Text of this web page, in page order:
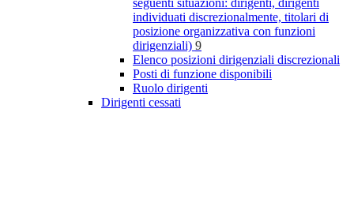
seguenti situazioni: dirigenti, dirigenti
individuati discrezionalmente, titolari di
posizione organizzativa con funzioni
dirigenziali) 9
Elenco posizioni dirigenziali discrezionali
Posti di funzione disponibili
Ruolo dirigenti
Dirigenti cessati